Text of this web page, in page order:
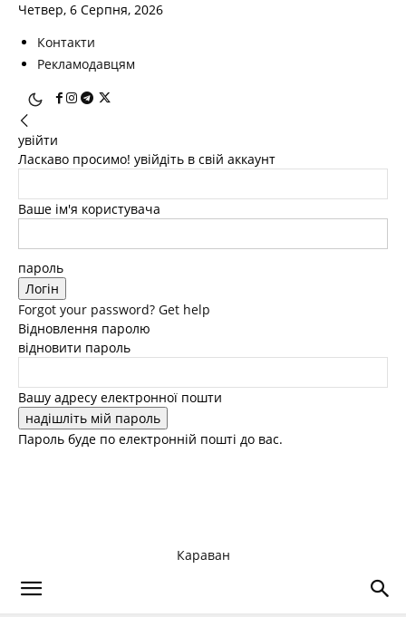
Четвер, 6 Серпня, 2026
Контакти
Рекламодавцям
увійти
Ласкаво просимо! увійдіть в свій аккаунт
Ваше ім'я користувача
пароль
Forgot your password? Get help
Відновлення паролю
відновити пароль
Вашу адресу електронної пошти
Пароль буде по електронній пошті до вас.
Караван